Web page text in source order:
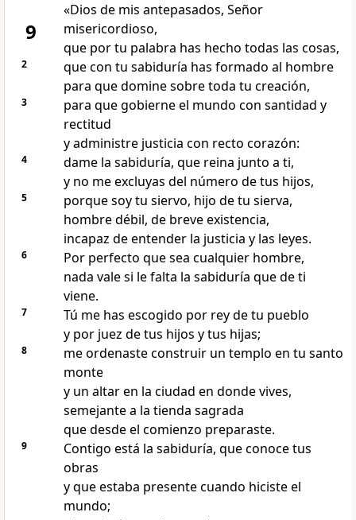
9
«Dios de mis antepasados, Señor
misericordioso,
que por tu palabra has hecho todas las cosas,
2
que con tu sabiduría has formado al hombre
para que domine sobre toda tu creación,
3
para que gobierne el mundo con santidad y
rectitud
y administre justicia con recto corazón:
4
dame la sabiduría, que reina junto a ti,
y no me excluyas del número de tus hijos,
5
porque soy tu siervo, hijo de tu sierva,
hombre débil, de breve existencia,
incapaz de entender la justicia y las leyes.
6
Por perfecto que sea cualquier hombre,
nada vale si le falta la sabiduría que de ti
viene.
7
Tú me has escogido por rey de tu pueblo
y por juez de tus hijos y tus hijas;
8
me ordenaste construir un templo en tu santo
monte
y un altar en la ciudad en donde vives,
semejante a la tienda sagrada
que desde el comienzo preparaste.
9
Contigo está la sabiduría, que conoce tus
obras
y que estaba presente cuando hiciste el
mundo;